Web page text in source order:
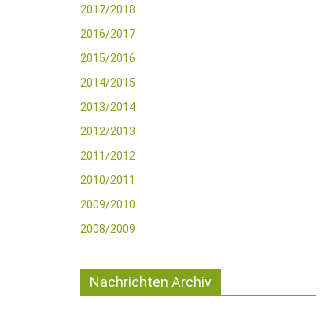
2017/2018
2016/2017
2015/2016
2014/2015
2013/2014
2012/2013
2011/2012
2010/2011
2009/2010
2008/2009
Nachrichten Archiv